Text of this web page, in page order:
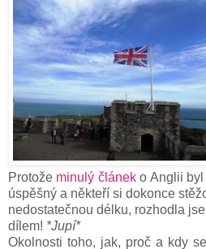
Protože minulý článeko Anglii byl
úspěšný a někteří si dokonce
nedostatečnou délku, rozhodla
dílem! *Jupí*
Okolnosti toho, jak, proč a kdy